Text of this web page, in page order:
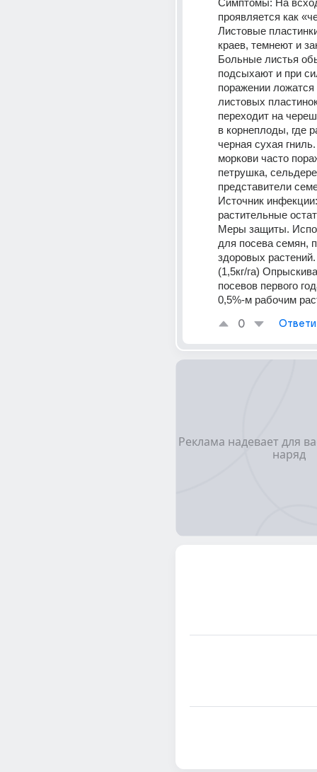
Симптомы: На
проявляется как
Листовые
краев, темнеют и
Больные листья
подсыхают и при
поражении
листовых
переходит на
в корнеплоды, где
черная сухая
моркови часто
петрушка,
представители
Источник
растительные
Меры защиты.
для посева семян,
здоровых
(1,5кг/га)
посевов первого
0,5%-м рабочим
0